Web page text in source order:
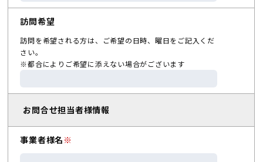
訪問希望
訪問を希望される方は、ご希望の日時、曜日をご記入くだ
さい。
※都合によりご希望に添えない場合がございます
お問合せ担当者様情報
事業者様名 ※